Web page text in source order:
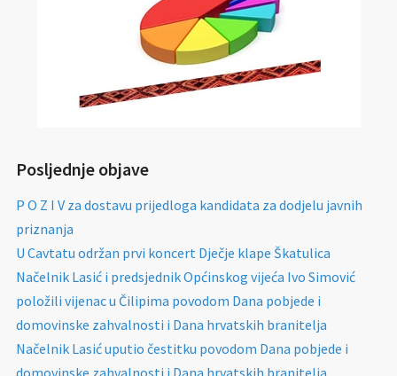
Posljednje objave
P O Z I V za dostavu prijedloga kandidata za dodjelu javnih
priznanja
U Cavtatu održan prvi koncert Dječje klape Škatulica
Načelnik Lasić i predsjednik Općinskog vijeća Ivo Simović
položili vijenac u Čilipima povodom Dana pobjede i
domovinske zahvalnosti i Dana hrvatskih branitelja
Načelnik Lasić uputio čestitku povodom Dana pobjede i